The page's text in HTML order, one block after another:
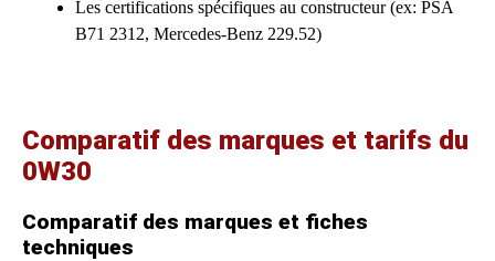
Les certifications spécifiques au constructeur (ex: PSA
B71 2312, Mercedes-Benz 229.52)
Comparatif des marques et tarifs du
0W30
Comparatif des marques et fiches
techniques